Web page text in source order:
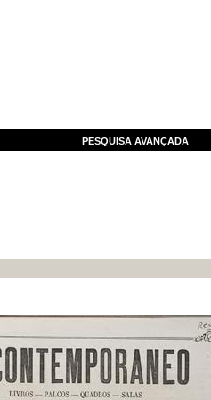
PESQUISA AVANÇADA